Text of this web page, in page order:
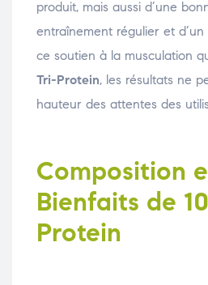
produit, mais aussi d’une
entraînement régulier et
ce soutien à la musculation
Tri-Protein, les résultats ne
hauteur des attentes des
Composition
Bienfaits de
Protein